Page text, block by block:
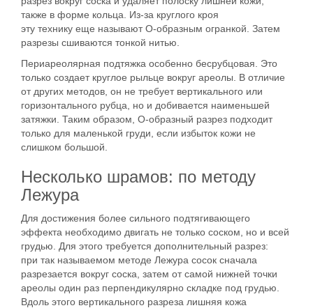
также в форме кольца. Из-за круглого кроя
эту технику еще называютО-образным огранкой. Затем
разрезы сшиваются тонкой нитью.
Периареолярная подтяжка особенно бесрубцовая. Это
только создает круглое рыльце вокруг ареолы. В отличие
от других методов, он не требует вертикального или
горизонтального рубца, но и добивается наименьшей
затяжки. Таким образом, О-образный разрез подходит
только для маленькой груди, если избыток кожи не
слишком большой.
Несколько шрамов: по методу
Лежура
Для достижения более сильного подтягивающего
эффекта необходимо двигать не только соском, но и всей
грудью. Для этого требуется дополнительный разрез:
при так называемом методе Лежура сосок сначала
разрезается вокруг соска, затем от самой нижней точки
ареолы один раз перпендикулярно складке под грудью.
Вдоль этого вертикального разреза лишняя кожа